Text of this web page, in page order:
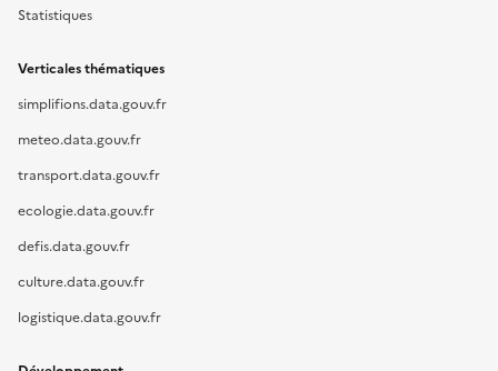
Statistiques
Verticales thématiques
simplifions.data.gouv.fr
meteo.data.gouv.fr
transport.data.gouv.fr
ecologie.data.gouv.fr
defis.data.gouv.fr
culture.data.gouv.fr
logistique.data.gouv.fr